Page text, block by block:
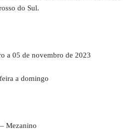
do Sul.
a 05 de novembro de 2023
a domingo
Mezanino